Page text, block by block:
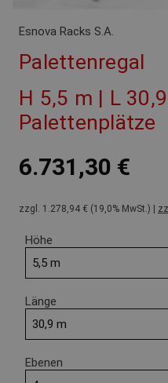
Esnova Racks S.A.
Palettenregal
H 5,5 m | L
Palettenplätze
6.731,30 €
zzgl. 1.278,94 € (19,0% MwSt.) |
Höhe
Länge
Ebenen